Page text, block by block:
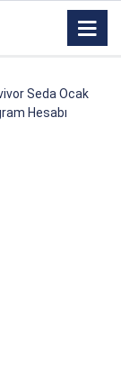
Seda Ocak
Hesabı